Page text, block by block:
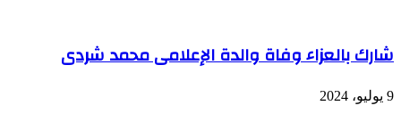
شارك بالعزاء وفاة والدة الإعلامى محمد شردى
9 يوليو، 2024